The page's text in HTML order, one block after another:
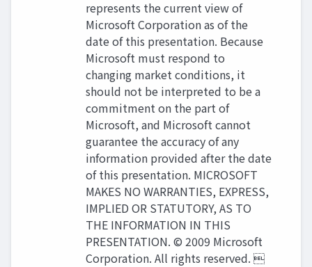
represents the current view of
Microsoft Corporation as of the
date of this presentation. Because
Microsoft must respond to
changing market conditions, it
should not be interpreted to be a
commitment on the part of
Microsoft, and Microsoft cannot
guarantee the accuracy of any
information provided after the date
of this presentation. MICROSOFT
MAKES NO WARRANTIES, EXPRESS,
IMPLIED OR STATUTORY, AS TO
THE INFORMATION IN THIS
PRESENTATION. © 2009 Microsoft
Corporation. All rights reserved. 